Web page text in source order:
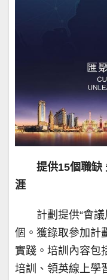
提供15個職缺
涯
計劃提供“會
個。獲錄取參加計
實踐。培訓內容包
培訓、領英線上學